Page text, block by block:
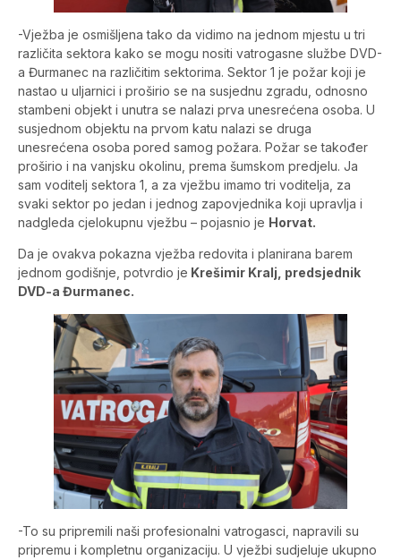
-Vježba je osmišljena tako da vidimo na jednom mjestu u tri
različita sektora kako se mogu nositi vatrogasne službe DVD-
a Đurmanec na različitim sektorima. Sektor 1 je požar koji je
nastao u uljarnici i proširio se na susjednu zgradu, odnosno
stambeni objekt i unutra se nalazi prva unesrećena osoba. U
susjednom objektu na prvom katu nalazi se druga
unesrećena osoba pored samog požara. Požar se također
proširio i na vanjsku okolinu, prema šumskom predjelu. Ja
sam voditelj sektora 1, a za vježbu imamo tri voditelja, za
svaki sektor po jedan i jednog zapovjednika koji upravlja i
nadgleda cjelokupnu vježbu – pojasnio je Horvat.
Da je ovakva pokazna vježba redovita i planirana barem
jednom godišnje, potvrdio je Krešimir Kralj, predsjednik
DVD-a Đurmanec.
-To su pripremili naši profesionalni vatrogasci, napravili su
pripremu i kompletnu organizaciju. U vježbi sudjeluje ukupno